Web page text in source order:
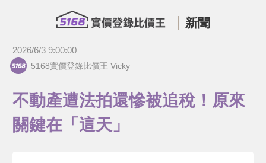
新聞
2026/6/3 9:00:00
5168實價登錄比價王 Vicky
不動產遭法拍還慘被追稅！原來
關鍵在「這天」